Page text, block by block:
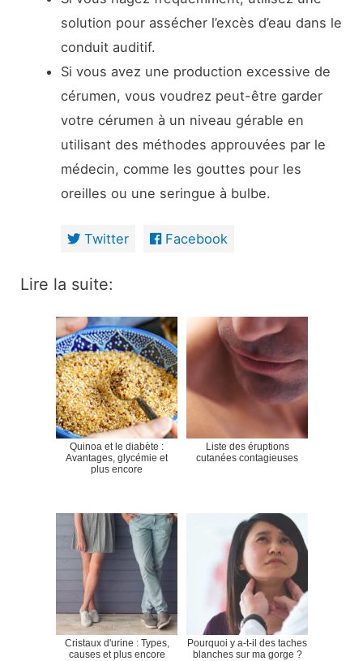
solution pour assécher l’excès d’eau dans le
conduit auditif.
Si vous avez une production excessive de
cérumen, vous voudrez peut-être garder
votre cérumen à un niveau gérable en
utilisant des méthodes approuvées par le
médecin, comme les gouttes pour les
oreilles ou une seringue à bulbe.
Twitter Facebook
Lire la suite:
Quinoa et le diabète :
Avantages, glycémie et
plus encore
Liste des éruptions
cutanées contagieuses
Cristaux d'urine : Types,
causes et plus encore
Pourquoi y a-t-il des taches
blanches sur ma gorge ?